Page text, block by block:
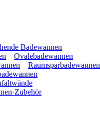
Badewannen
Ovalebadewannen
Raumsparbadewannen
Zubehör